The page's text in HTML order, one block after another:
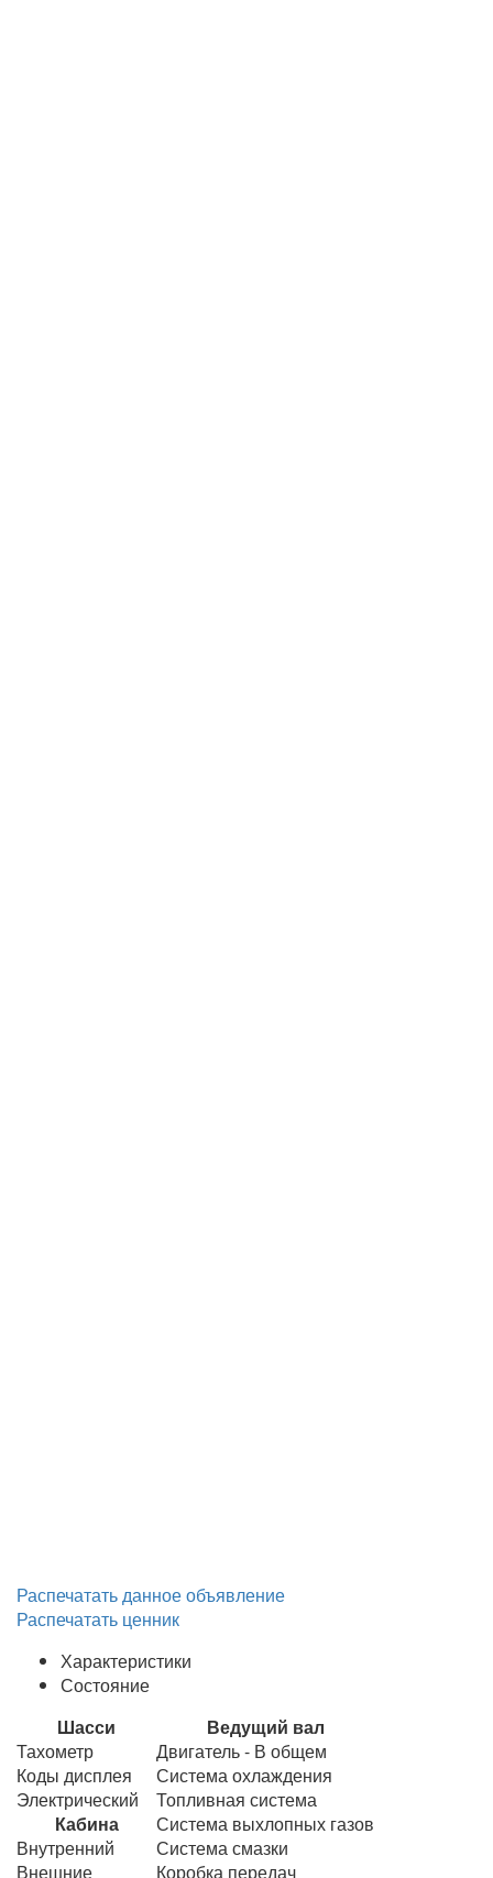
Распечатать данное объявление
Распечатать ценник
Характеристики
Состояние
Шасси
Ведущий вал
Тахометр
Двигатель - В общем
Коды дисплея
Система охлаждения
Электрический
Топливная система
Кабина
Система выхлопных газов
Внутренний
Система смазки
Внешние
Коробка передач